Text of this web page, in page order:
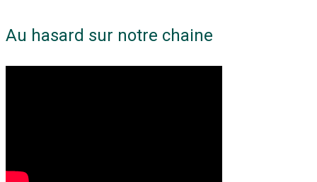
Au hasard sur notre chaine